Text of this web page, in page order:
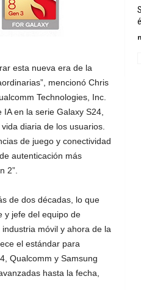
esta nueva era de la
mencionó Chris
Technologies, Inc.
en la serie Galaxy S24,
diaria de los usuarios.
de juego y conectividad
autenticación más
2”.
de dos décadas, lo que
y jefe del equipo de
móvil y ahora de la
el estándar para
Qualcomm y Samsung
hasta la fecha,